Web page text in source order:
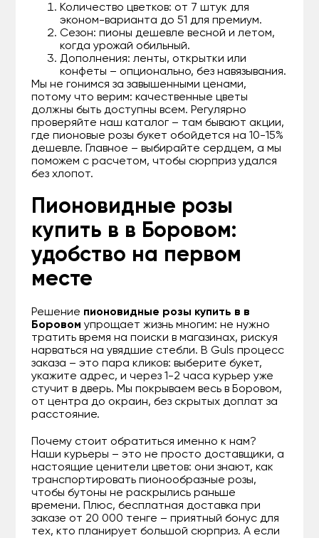
Количество цветков: от 7 штук для
эконом-варианта до 51 для премиум.
Сезон: пионы дешевле весной и летом,
когда урожай обильный.
Дополнения: ленты, открытки или
конфеты – опционально, без навязывания.
Мы не гонимся за завышенными ценами,
потому что верим: качественные цветы
должны быть доступны всем. Регулярно
проверяйте наш каталог – там бывают акции,
где пионовые розы букет обойдется на 10-15%
дешевле. Главное – выбирайте сердцем, а мы
поможем с расчетом, чтобы сюрприз удался
без хлопот.
Пионовидные розы
купить в в Боровом:
удобство на первом
месте
Решение пионовидные розы купить в в
Боровомупрощает жизнь многим: не нужно
тратить время на поиски в магазинах, рискуя
нарваться на увядшие стебли. В Guls процесс
заказа – это пара кликов: выберите букет,
укажите адрес, и через 1-2 часа курьер уже
стучит в дверь. Мы покрываем весь в Боровом,
от центра до окраин, без скрытых доплат за
расстояние.
Почему стоит обратиться именно к нам?
Наши курьеры – это не просто доставщики, а
настоящие ценители цветов: они знают, как
транспортировать пионообразные розы,
чтобы бутоны не раскрылись раньше
времени. Плюс, бесплатная доставка при
заказе от 20 000 тенге – приятный бонус для
тех, кто планирует большой сюрприз. А если